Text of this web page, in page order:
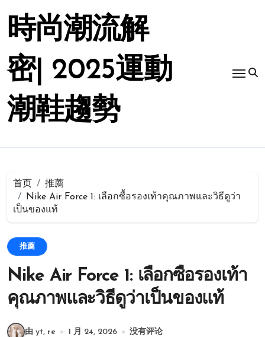
時尚潮流解
密| 2025運動
潮鞋趨勢
首页
推薦
Nike Air Force 1: เลือกซื้อรองเท้าคุณภาพและวิธีดูว่า
เป็นของแท้
推薦
Nike Air Force 1: เลือกซื้อรองเท้า
คุณภาพและวิธีดูว่าเป็นของแท้
由 yt, re 1 月 24, 2026 没有评论